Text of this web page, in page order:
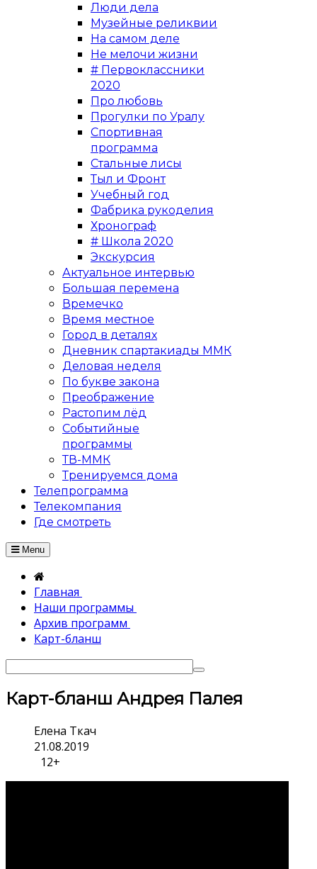
Люди дела
Музейные реликвии
На самом деле
Не мелочи жизни
# Первоклассники
2020
Про любовь
Прогулки по Уралу
Спортивная
программа
Стальные лисы
Тыл и Фронт
Учебный год
Фабрика рукоделия
Хронограф
# Школа 2020
Экскурсия
Актуальное интервью
Большая перемена
Времечко
Время местное
Город в деталях
Дневник спартакиады ММК
Деловая неделя
По букве закона
Преображение
Растопим лёд
Событийные
программы
ТВ-ММК
Тренируемся дома
Телепрограмма
Телекомпания
Где смотреть
Menu
Главная
Наши программы
Архив программ
Карт-бланш
Карт-бланш Андрея Палея
Елена Ткач
21.08.2019
12+